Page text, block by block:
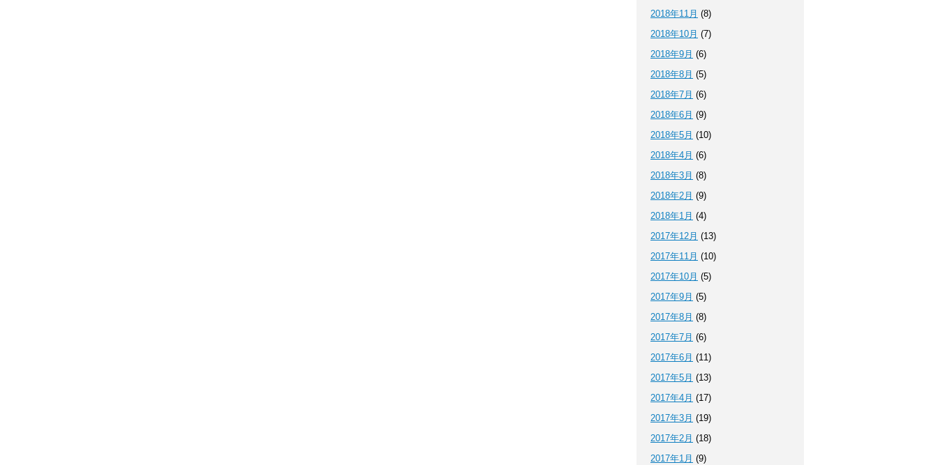
2018年11月 (8)
2018年10月 (7)
2018年9月 (6)
2018年8月 (5)
2018年7月 (6)
2018年6月 (9)
2018年5月 (10)
2018年4月 (6)
2018年3月 (8)
2018年2月 (9)
2018年1月 (4)
2017年12月 (13)
2017年11月 (10)
2017年10月 (5)
2017年9月 (5)
2017年8月 (8)
2017年7月 (6)
2017年6月 (11)
2017年5月 (13)
2017年4月 (17)
2017年3月 (19)
2017年2月 (18)
2017年1月 (9)